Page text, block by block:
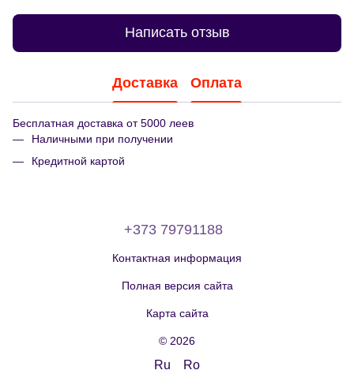
Написать отзыв
Доставка Оплата
Бесплатная доставка от 5000 леев
Наличными при получении
Кредитной картой
+373 79791188
Контактная информация
Полная версия сайта
Карта сайта
© 2026
Ru Ro